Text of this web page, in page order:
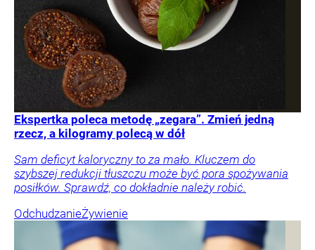
Ekspertka poleca metodę „zegara”. Zmień jedną
rzecz, a kilogramy polecą w dół
Sam deficyt kaloryczny to za mało. Kluczem do
szybszej redukcji tłuszczu może być pora spożywania
posiłków. Sprawdź, co dokładnie należy robić.
OdchudzanieŻywienie